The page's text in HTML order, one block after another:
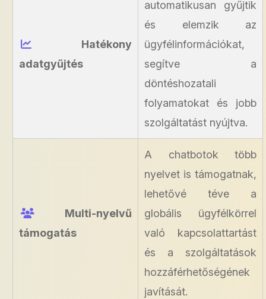
Hatékony
adatgyűjtés
automatikusan gyűjtik
és elemzik az
ügyfélinformációkat,
segítve a
döntéshozatali
folyamatokat és jobb
szolgáltatást nyújtva.
Multi-nyelvű
támogatás
A chatbotok több
nyelvet is támogatnak,
lehetővé téve a
globális ügyfélkörrel
való kapcsolattartást
és a szolgáltatások
hozzáférhetőségének
javítását.